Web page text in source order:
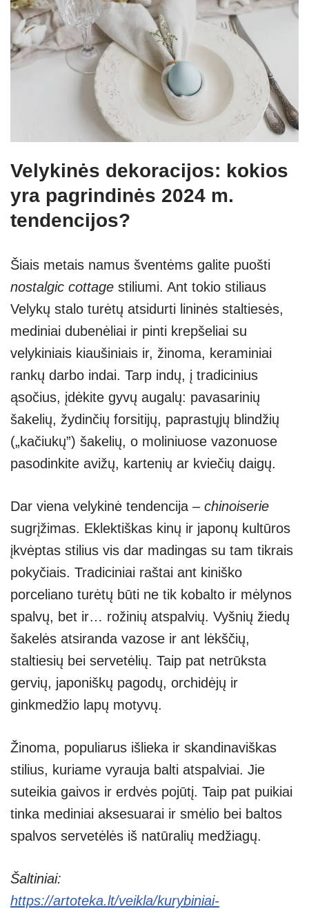
Velykinės dekoracijos: kokios
yra pagrindinės 2024 m.
tendencijos?
Šiais metais namus šventėms galite puošti
nostalgic cottage stiliumi. Ant tokio stiliaus
Velykų stalo turėtų atsidurti lininės staltiesės,
mediniai dubenėliai ir pinti krepšeliai su
velykiniais kiaušiniais ir, žinoma, keraminiai
rankų darbo indai. Tarp indų, į tradicinius
ąsočius, įdėkite gyvų augalų: pavasarinių
šakelių, žydinčių forsitijų, paprastųjų blindžių
(„kačiukų”) šakelių, o moliniuose vazonuose
pasodinkite avižų, kartenių ar kviečių daigų.
Dar viena velykinė tendencija – chinoiserie
sugrįžimas. Eklektiškas kinų ir japonų kultūros
įkvėptas stilius vis dar madingas su tam tikrais
pokyčiais. Tradiciniai raštai ant kiniško
porceliano turėtų būti ne tik kobalto ir mėlynos
spalvų, bet ir… rožinių atspalvių. Vyšnių žiedų
šakelės atsiranda vazose ir ant lėkščių,
staltiesių bei servetėlių. Taip pat netrūksta
gervių, japoniškų pagodų, orchidėjų ir
ginkmedžio lapų motyvų.
Žinoma, populiarus išlieka ir skandinaviškas
stilius, kuriame vyrauja balti atspalviai. Jie
suteikia gaivos ir erdvės pojūtį. Taip pat puikiai
tinka mediniai aksesuarai ir smėlio bei baltos
spalvos servetėlės iš natūralių medžiagų.
Šaltiniai:
https://artoteka.lt/veikla/kurybiniai-